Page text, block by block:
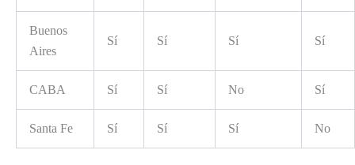
Buenos
Aires
Sí Sí Sí Sí
CABA Sí Sí No Sí
Santa Fe Sí Sí Sí No